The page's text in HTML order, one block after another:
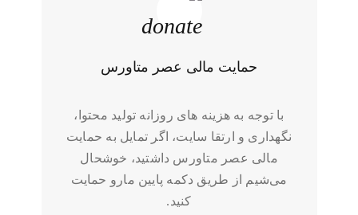
حمایت مالی عصر متاورس
با توجه به هزینه های روزانه تولید محتوا،
نگهداری و ارتقا سایت، اگر تمایل به حمایت
مالی عصر متاورس داشتید، خوشحال
می‌شیم از طریق دکمه پایین مارو حمایت
کنید.